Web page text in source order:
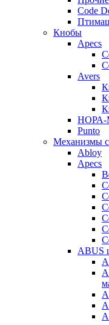
Code
Кнобы
Apecs
Avers
Punto
Механизмы
Abloy
Apecs
ABUS